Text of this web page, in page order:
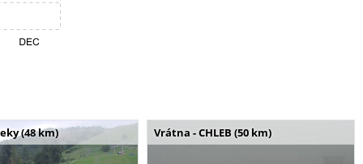
(48 km) Vrátna - CHLEB (50 km)